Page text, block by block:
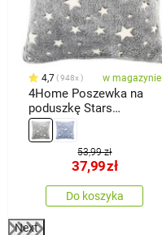
4,7 948x w magazynie
4Home Poszewka na
poduszkę Stars
świecąca szary, 40 x 40
cm
53,99 zł
37,99zł
Do koszyka
Next